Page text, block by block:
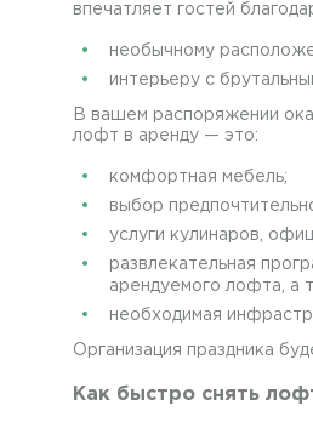
впечатляет гостей
необычному
интерьеру с
В вашем распоряжении
лофт в аренду — это:
комфортная мебель;
выбор
услуги кулинаров,
развлекательная
арендуемого лофта, а
необходимая
Организация праздника
Как быстро снять